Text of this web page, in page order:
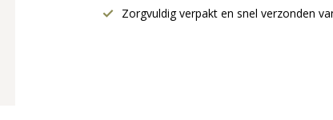
Zorgvuldig verpakt en snel verzonden